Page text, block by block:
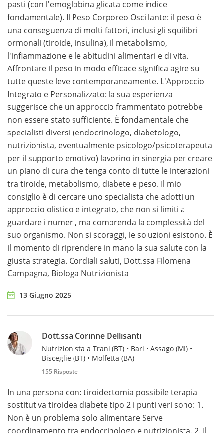
pasti (con l'emoglobina glicata come indice
fondamentale). Il Peso Corporeo Oscillante: il peso è
una conseguenza di molti fattori, inclusi gli squilibri
ormonali (tiroide, insulina), il metabolismo,
l'infiammazione e le abitudini alimentari e di vita.
Affrontare il peso in modo efficace significa agire su
tutte queste leve contemporaneamente. L'Approccio
Integrato e Personalizzato: la sua esperienza
suggerisce che un approccio frammentato potrebbe
non essere stato sufficiente. È fondamentale che
specialisti diversi (endocrinologo, diabetologo,
nutrizionista, eventualmente psicologo/psicoterapeuta
per il supporto emotivo) lavorino in sinergia per creare
un piano di cura che tenga conto di tutte le interazioni
tra tiroide, metabolismo, diabete e peso. Il mio
consiglio è di cercare uno specialista che adotti un
approccio olistico e integrato, che non si limiti a
guardare i numeri, ma comprenda la complessità del
suo organismo. Non si scoraggi, le soluzioni esistono. È
il momento di riprendere in mano la sua salute con la
giusta strategia. Cordiali saluti, Dott.ssa Filomena
Campagna, Biologa Nutrizionista
13 Giugno 2025
Dott.ssa Corinne Dellisanti
Nutrizionista a Trani (BT) • Bari • Assago (MI) •
Bisceglie (BT) • Molfetta (BA)
155 Risposte
In una persona con: tiroidectomia possibile terapia
sostitutiva tiroidea diabete tipo 2 i punti veri sono: 1.
Non è un problema solo alimentare Serve
coordinamento tra endocrinologo e nutrizionista. 2. Il